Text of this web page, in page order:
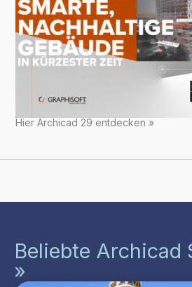
Hier Archicad 29 entdecken »
Beliebte Archicad
»